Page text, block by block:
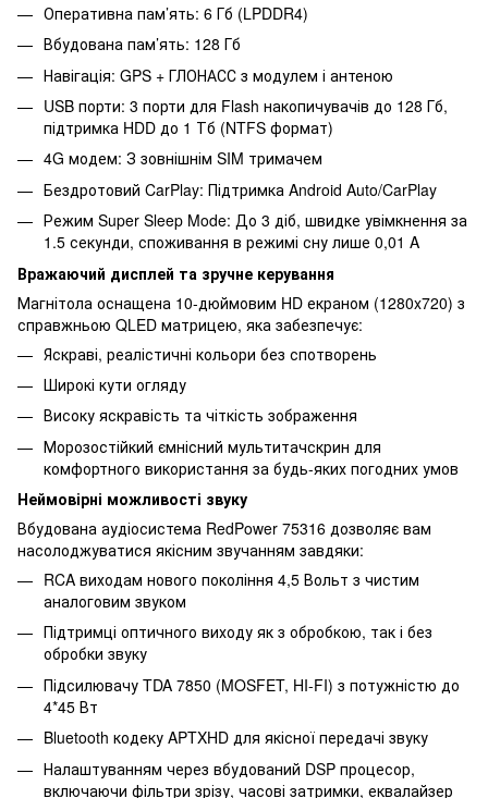
Оперативна пам’ять: 6 Гб (LPDDR4)
Вбудована пам’ять: 128 Гб
Навігація: GPS + ГЛОНАСС з модулем і антеною
USB порти: 3 порти для Flash накопичувачів до 128 Гб,
підтримка HDD до 1 Тб (NTFS формат)
4G модем: З зовнішнім SIM тримачем
Бездротовий CarPlay: Підтримка Android Auto/CarPlay
Режим Super Sleep Mode: До 3 діб, швидке увімкнення за
1.5 секунди, споживання в режимі сну лише 0,01 A
Вражаючий дисплей та зручне керування
Магнітола оснащена 10-дюймовим HD екраном (1280x720) з
справжньою QLED матрицею, яка забезпечує:
Яскраві, реалістичні кольори без спотворень
Широкі кути огляду
Високу яскравість та чіткість зображення
Морозостійкий ємнісний мультитачскрин для
комфортного використання за будь-яких погодних умов
Неймовірні можливості звуку
Вбудована аудіосистема RedPower 75316 дозволяє вам
насолоджуватися якісним звучанням завдяки:
RCA виходам нового покоління 4,5 Вольт з чистим
аналоговим звуком
Підтримці оптичного виходу як з обробкою, так і без
обробки звуку
Підсилювачу TDA 7850 (MOSFET, HI-FI) з потужністю до
4*45 Вт
Bluetooth кодеку APTXHD для якісної передачі звуку
Налаштуванням через вбудований DSP процесор,
включаючи фільтри зрізу, часові затримки, еквалайзер